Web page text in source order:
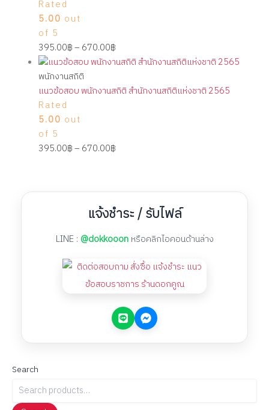
Rated
5.00 out
of 5
395.00฿– 670.00฿
พนักงานสถิติ
แนวข้อสอบ พนักงานสถิติ สำนักงานสถิติแห่งชาติ 2565
Rated
5.00 out
of 5
395.00฿– 670.00฿
แจ้งชำระ / รับไฟล์
LINE : @dokkooon หรือคลิกไอคอนด้านล่าง
Search